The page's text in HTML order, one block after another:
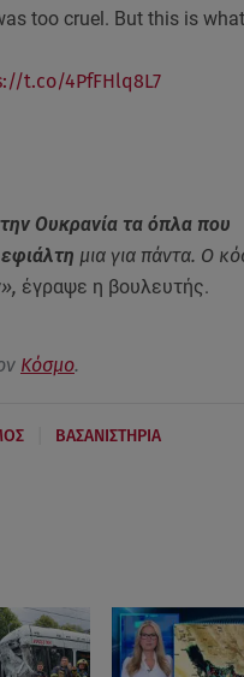
too cruel. But this is
t.co/4PfFHlq8L7
Ουκρανία τα όπλα που
μια για πάντα. Ο
έγραψε η βουλευτής.
Κόσμο.
ΒΑΣΑΝΙΣΤΗΡΙΑ